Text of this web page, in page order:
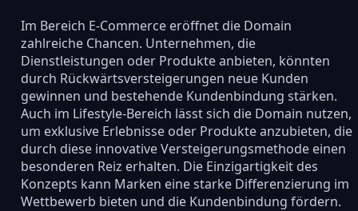
Im Bereich E-Commerce eröffnet die Domain
zahlreiche Chancen. Unternehmen, die
Dienstleistungen oder Produkte anbieten, könnten
durch Rückwärtsversteigerungen neue Kunden
gewinnen und bestehende Kundenbindung stärken.
Auch im Lifestyle-Bereich lässt sich die Domain nutzen,
um exklusive Erlebnisse oder Produkte anzubieten, die
durch diese innovative Versteigerungsmethode einen
besonderen Reiz erhalten. Die Einzigartigkeit des
Konzepts kann Marken eine starke Differenzierung im
Wettbewerb bieten und die Kundenbindung fördern.